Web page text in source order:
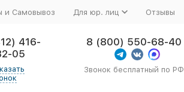
и Самовывоз Для юр. лиц Отзывы
416-
05
8 (800) 550-68-40
Звонок бесплатный по РФ